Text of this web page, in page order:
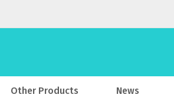
Other Products News